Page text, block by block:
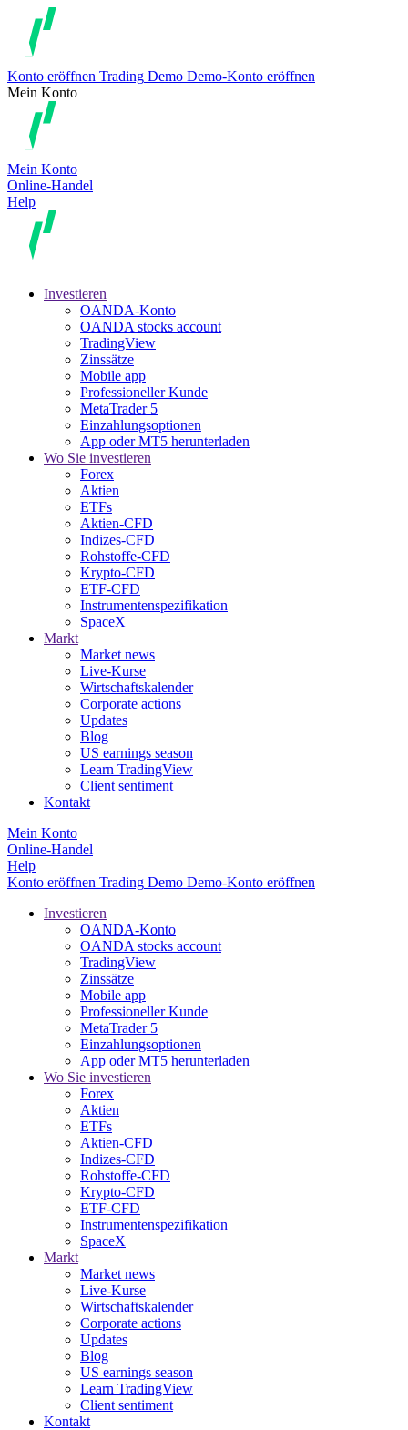
Konto eröffnen Trading Demo Demo-Konto eröffnen
Mein Konto
Mein Konto
Online-Handel
Help
Investieren
OANDA-Konto
OANDA stocks account
TradingView
Zinssätze
Mobile app
Professioneller Kunde
MetaTrader 5
Einzahlungsoptionen
App oder MT5 herunterladen
Wo Sie investieren
Forex
Aktien
ETFs
Aktien-CFD
Indizes-CFD
Rohstoffe-CFD
Krypto-CFD
ETF-CFD
Instrumentenspezifikation
SpaceX
Markt
Market news
Live-Kurse
Wirtschaftskalender
Corporate actions
Updates
Blog
US earnings season
Learn TradingView
Client sentiment
Kontakt
Mein Konto
Online-Handel
Help
Konto eröffnen Trading Demo Demo-Konto eröffnen
Investieren
OANDA-Konto
OANDA stocks account
TradingView
Zinssätze
Mobile app
Professioneller Kunde
MetaTrader 5
Einzahlungsoptionen
App oder MT5 herunterladen
Wo Sie investieren
Forex
Aktien
ETFs
Aktien-CFD
Indizes-CFD
Rohstoffe-CFD
Krypto-CFD
ETF-CFD
Instrumentenspezifikation
SpaceX
Markt
Market news
Live-Kurse
Wirtschaftskalender
Corporate actions
Updates
Blog
US earnings season
Learn TradingView
Client sentiment
Kontakt